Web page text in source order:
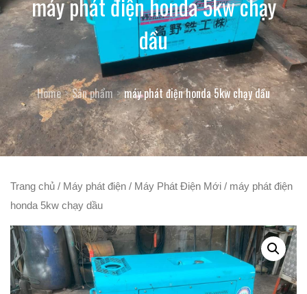
máy phát điện honda 5kw chạy
dầu
Home Sản phẩm máy phát điện honda 5kw chạy dầu
Trang chủ / Máy phát điện / Máy Phát Điện Mới / máy phát điện
honda 5kw chạy dầu